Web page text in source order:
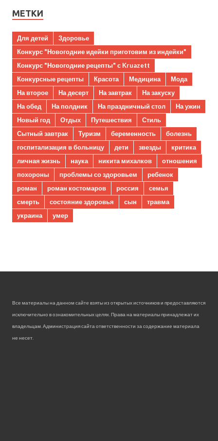
МЕТКИ
Для детей
Здоровье
Конкурс "Новогодние идейки приготовим из индейки"
Конкурс "Новогодние рецепты" с Kruazett
Конкурсные рецепты
Красота Медицина
Мода
На второе
На десерт На завтрак
На закуску
На обед
На полдник На праздничный стол
На ужин
Новый год
Отдых Путешествия
Стиль
Сытный завтрак
Туризм беременность
болезнь
госпитализация в больницу
дети звезды
критика
личная жизнь
наука никита михалков
отношения
похороны
проблемы со здоровьем
ребенок
роман
роман костомаров россия
семья
смерть
состояние здоровья сын
травма
украина
умер
Все материалы на данном сайте взяты из открытых источников и предоставляются
исключительно в ознакомительных целях. Права на материалы принадлежат их
владельцам. Администрация сайта ответственности за содержание материала
не несет.